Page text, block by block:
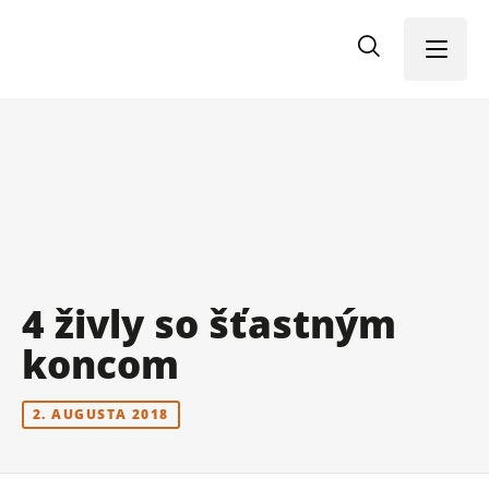
Menu
4 živly so šťastným
koncom
2. AUGUSTA 2018